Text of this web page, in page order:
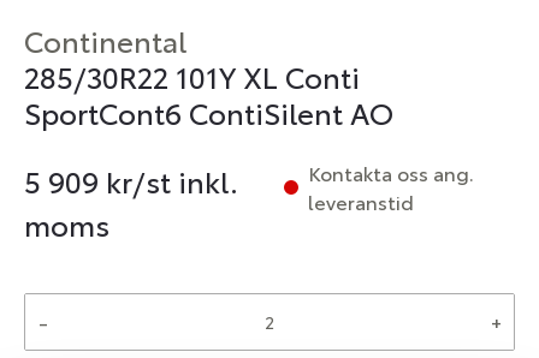
Continental
285/30R22 101Y XL Conti
SportCont6 ContiSilent AO
5 909 kr/st inkl.
moms
Kontakta oss ang.
leveranstid
- +